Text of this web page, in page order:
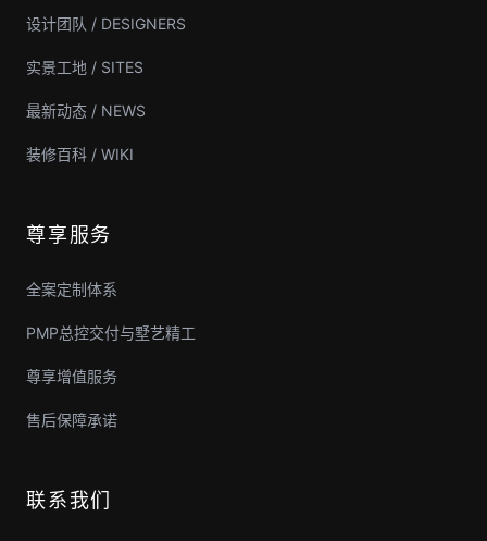
设计团队 / DESIGNERS
实景工地 / SITES
最新动态 / NEWS
装修百科 / WIKI
尊享服务
全案定制体系
PMP总控交付与墅艺精工
尊享增值服务
售后保障承诺
联系我们